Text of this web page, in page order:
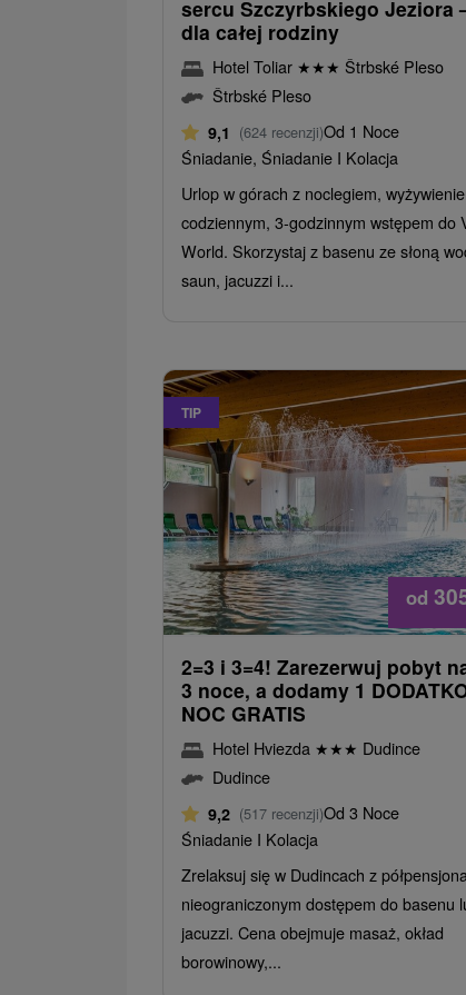
sercu Szczyrbskiego Jeziora
dla całej rodziny
Hotel Toliar ★★★ Štrbské Pleso
Štrbské Pleso
9,1 (624 recenzji)Od 1 Noce
Śniadanie, Śniadanie I Kolacja
Urlop w górach z noclegiem,
codziennym, 3-godzinnym wstępem do
World. Skorzystaj z basenu ze słoną
saun, jacuzzi i...
TIP
od
2=3 i 3=4! Zarezerwuj pobyt
3 noce, a dodamy 1
NOC GRATIS
Hotel Hviezda ★★★ Dudince
Dudince
9,2 (517 recenzji)Od 3 Noce
Śniadanie I Kolacja
Zrelaksuj się w Dudincach z
nieograniczonym dostępem do basenu
jacuzzi. Cena obejmuje masaż, okład
borowinowy,...